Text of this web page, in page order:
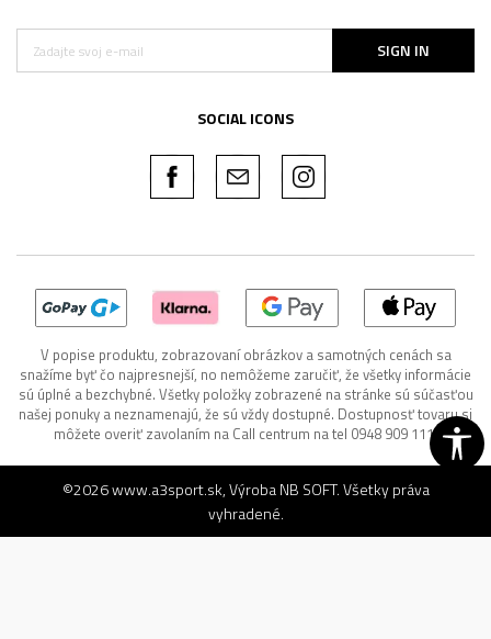
SIGN IN
SOCIAL ICONS
V popise produktu, zobrazovaní obrázkov a samotných cenách sa
snažíme byť čo najpresnejší, no nemôžeme zaručiť, že všetky informácie
sú úplné a bezchybné. Všetky položky zobrazené na stránke sú súčasťou
našej ponuky a neznamenajú, že sú vždy dostupné. Dostupnosť tovaru si
môžete overiť zavolaním na Call centrum na tel 0948 909 111.
©2026www.a3sport.sk, VýrobaNB SOFT. Všetky práva
vyhradené.